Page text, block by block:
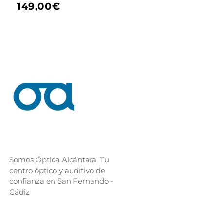
149,00€
Somos Óptica Alcántara. Tu
centro óptico y auditivo de
confianza en San Fernando -
Cádiz